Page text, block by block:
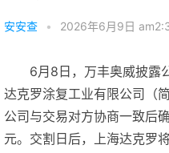
安安查 • 2026年6月9日
6月8日，万丰奥威披露
达克罗涂复工业有限公司（
公司与交易对方协商一致后
元。交割日后，上海达克罗